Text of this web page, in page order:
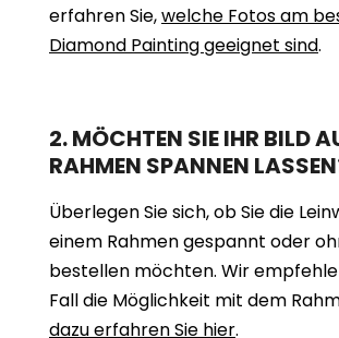
erfahren Sie,welche Fotos am
Diamond Painting geeignet sind.
2. MÖCHTEN SIE IHR BILD
RAHMEN SPANNEN
Überlegen Sie sich, ob Sie die
einem Rahmen gespannt oder
bestellen möchten. Wir
Fall die Möglichkeit mit dem
dazu erfahren Sie hier.